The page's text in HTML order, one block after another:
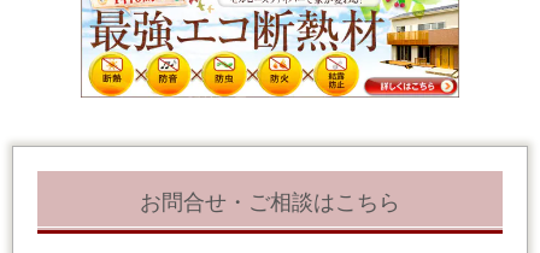
お問合せ・ご相談はこちら